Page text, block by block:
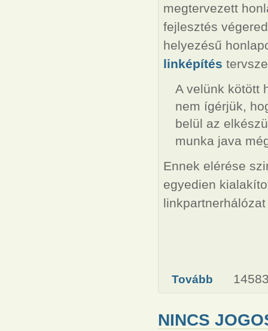
megtervezett
fejlesztés
helyezésű
linképítés
A velünk kötött
nem ígérjük,
belül az
munka java
Ennek elérése
egyedien
Tovább
NINCS